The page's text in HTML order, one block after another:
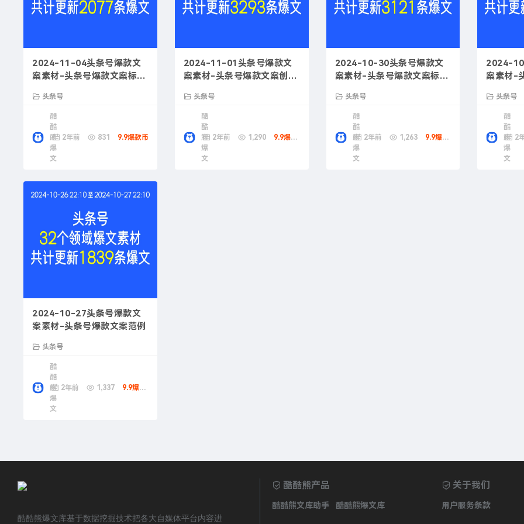
2024-11-04头条号爆款文
案素材-头条号爆款文案标题
头条号
酷
酷
熊
爆
文
2年前 831 9.9爆款币
2024-11-01头条号爆款文
案素材-头条号爆款文案创作
头条号
酷
酷
熊
爆
文
2年前 1,290 9.9爆款币
2024-10-30头条号爆款文
案素材-头条号爆款文案标题
头条号
酷
酷
熊
爆
文
2年前 1,263 9.9爆款币
2024-
案素材-
头条号
酷
酷
熊
爆
文
2
2024-10-27头条号爆款文
案素材-头条号爆款文案范例
头条号
酷
酷
熊
爆
文
2年前 1,337 9.9爆款币
酷酷熊爆文库基于数据挖掘技术把各大自媒体平台内容进
酷酷熊产品
酷酷熊文库助手 酷酷熊爆文库
关于我们
用户服务条款